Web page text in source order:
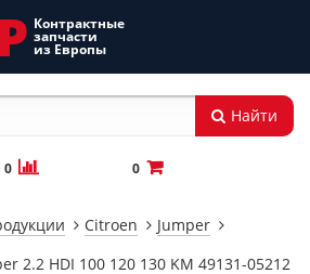
Контрактные
запчасти
из Европы
Найти
0 0
Citroen
Jumper
2.2 HDI 100 120 130 KM 49131-05212